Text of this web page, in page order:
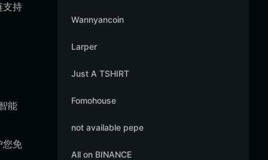
支持
能
您免
Wannyancoin
Larper
Just A TSHIRT
Fomohouse
not available pepe
All on BINANCE